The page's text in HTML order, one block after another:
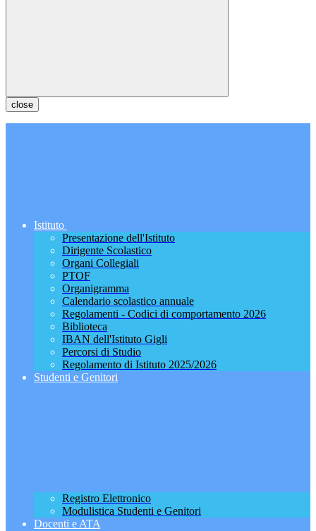
close
Istituto
Presentazione dell'Istituto
Dirigente Scolastico
Organi Collegiali
PTOF
Organigramma
Calendario scolastico annuale
Regolamenti - Codici di comportamento 2026
Biblioteca
IBAN dell'Istituto Gigli
Percorsi di Studio
Regolamento di Istituto 2025/2026
Studenti e Genitori
Registro Elettronico
Modulistica Studenti e Genitori
Docenti e ATA